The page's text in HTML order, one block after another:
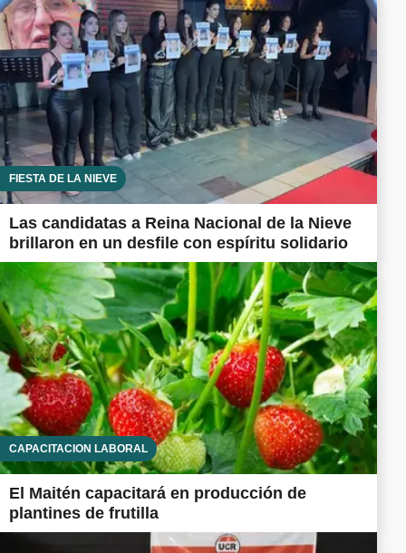
FIESTA DE LA NIEVE
Las candidatas a Reina Nacional de la Nieve
brillaron en un desfile con espíritu solidario
CAPACITACIÓN LABORAL
El Maitén capacitará en producción de
plantines de frutilla